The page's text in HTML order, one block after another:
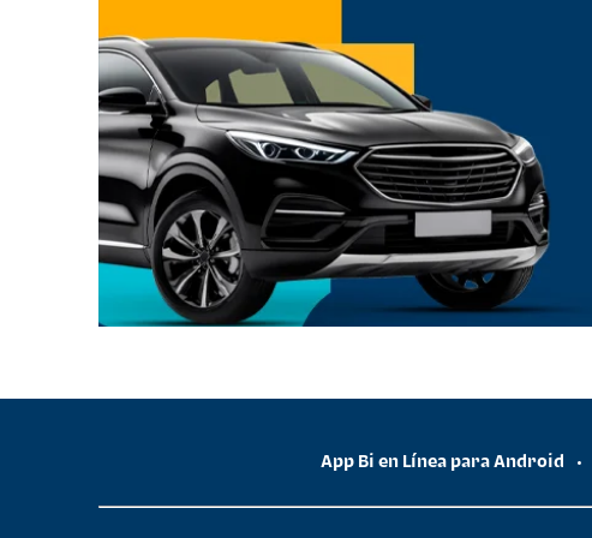
App Bi en Línea para Android •